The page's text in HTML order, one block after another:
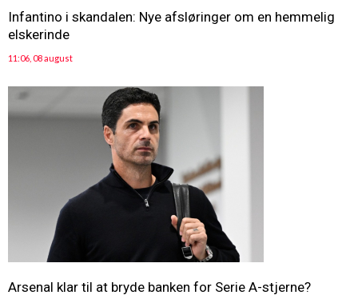
Infantino i skandalen: Nye afsløringer om en hemmelig
elskerinde
11:06, 08 august
Arsenal klar til at bryde banken for Serie A-stjerne?